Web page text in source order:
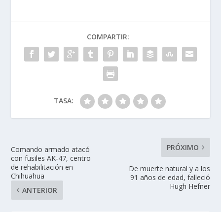
COMPARTIR:
TASA:
Comando armado atacó
con fusiles AK-47, centro
de rehabilitación en
Chihuahua
ANTERIOR
PRÓXIMO
De muerte natural y a los
91 años de edad, falleció
Hugh Hefner